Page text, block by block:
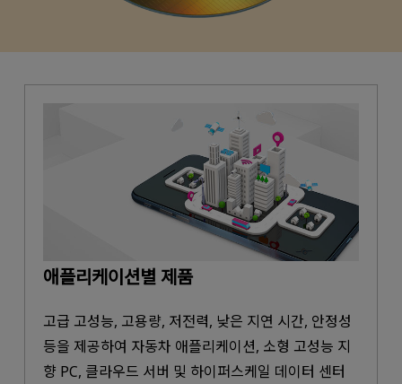
애플리케이션별 제품
고급 고성능, 고용량, 저전력, 낮은 지연 시간, 안정성
등을 제공하여 자동차 애플리케이션, 소형 고성능 지
향 PC, 클라우드 서버 및 하이퍼스케일 데이터 센터